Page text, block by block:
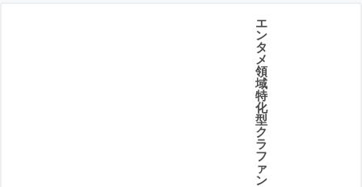
エ
ン
タ
メ
領
域
特
化
型
ク
ラ
フ
ァ
ン